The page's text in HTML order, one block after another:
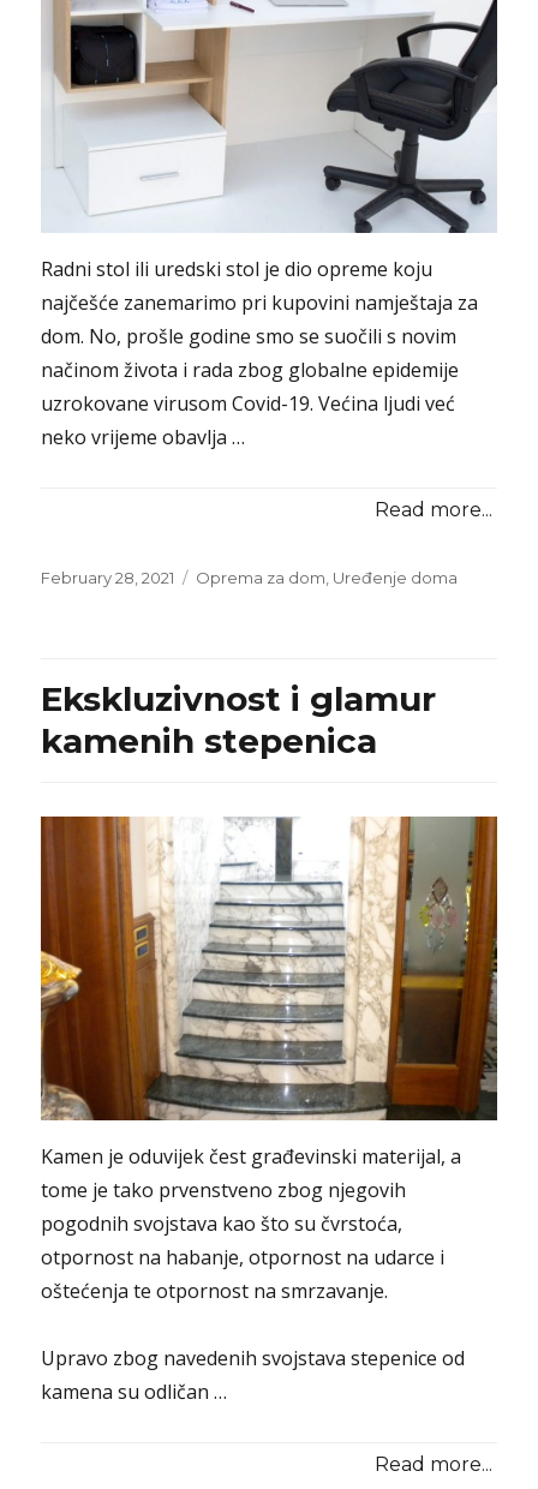
Radni stol ili uredski stol je dio opreme koju
najčešće zanemarimo pri kupovini namještaja za
dom. No, prošle godine smo se suočili s novim
načinom života i rada zbog globalne epidemije
uzrokovane virusom Covid-19. Većina ljudi već
neko vrijeme obavlja …
Read more...
Posted
February 28, 2021 Categories
Oprema za dom, Uređenje doma
Ekskluzivnost i glamur
kamenih stepenica
Kamen je oduvijek čest građevinski materijal, a
tome je tako prvenstveno zbog njegovih
pogodnih svojstava kao što su čvrstoća,
otpornost na habanje, otpornost na udarce i
oštećenja te otpornost na smrzavanje.
Upravo zbog navedenih svojstava stepenice od
kamena su odličan …
Read more...